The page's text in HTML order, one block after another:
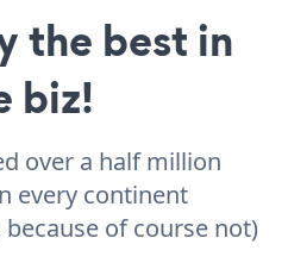
the best in
biz!
over a half million
every continent
of course not)